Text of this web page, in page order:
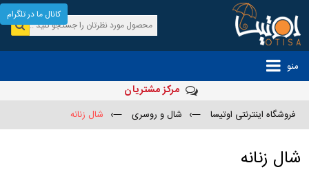
منو
مرکز مشتریان
فروشگاه اینترنتی اوتیسا —› شال و روسری —› شال زنانه
شال زنانه
کانال ما در تلگرام